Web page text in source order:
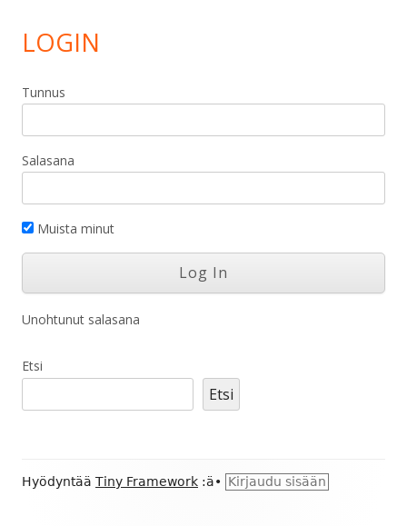
LOGIN
Tunnus
Salasana
Muista minut
Unohtunut salasana
Etsi
Etsi
Alapalkin
Hyödyntää Tiny Framework :ä• Kirjaudu sisään